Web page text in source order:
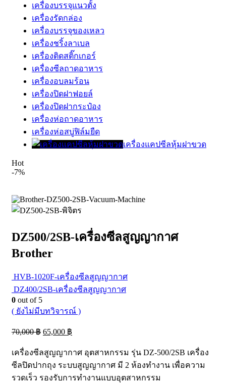
เครื่องบรรจุแนวตั้ง
เครื่องรัดกล่อง
เครื่องบรรจุของเหลว
เครื่องชริ้งลาเบล
เครื่องติดสติ๊กเกอร์
เครื่องซีลถาดอาหาร
เครื่องอบลมร้อน
เครื่องปิดฝาฟอยล์
เครื่องปิดฝากระป๋อง
เครื่องห่อถาดอาหาร
เครื่องห่อสบู่ฟิล์มยืด
เครื่องแคปซีลหุ้มฝาขวด
Hot
-7%
DZ500/2SB-เครื่องซีลสูญญากาศ
Brother
HVB-1020F-เครื่องซีลสูญญากาศ
DZ400/2SB-เครื่องซีลสูญญากาศ
0 out of 5
( ยังไม่มีบทวิจารณ์ )
70,000฿ 65,000 ฿
เครื่องซีลสูญญากาศ อุตสาหกรรม รุ่น DZ-500/2SB เครื่อง
ซีลปิดปากถุง ระบบสูญญากาศ มี 2 ห้องทำงาน เพื่อความ
รวดเร็ว รองรับการทำงานแบบอุตสาหกรรม